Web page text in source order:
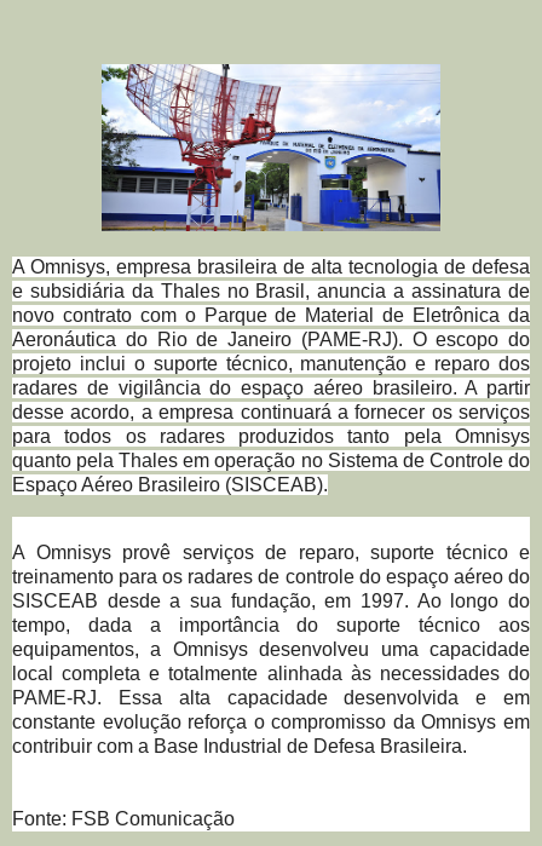
A Omnisys, empresa brasileira de alta tecnologia de defesa
e subsidiária da Thales no Brasil, anuncia a assinatura de
novo contrato com o Parque de Material de Eletrônica da
Aeronáutica do Rio de Janeiro (PAME-RJ). O escopo do
projeto inclui o suporte técnico, manutenção e reparo dos
radares de vigilância do espaço aéreo brasileiro. A partir
desse acordo, a empresa continuará a fornecer os serviços
para todos os radares produzidos tanto pela Omnisys
quanto pela Thales em operação no Sistema de Controle do
Espaço Aéreo Brasileiro (SISCEAB).
A Omnisys provê serviços de reparo, suporte técnico e
treinamento para os radares de controle do espaço aéreo do
SISCEAB desde a sua fundação, em 1997. Ao longo do
tempo, dada a importância do suporte técnico aos
equipamentos, a Omnisys desenvolveu uma capacidade
local completa e totalmente alinhada às necessidades do
PAME-RJ. Essa alta capacidade desenvolvida e em
constante evolução reforça o compromisso da Omnisys em
contribuir com a Base Industrial de Defesa Brasileira.
Fonte: FSB Comunicação